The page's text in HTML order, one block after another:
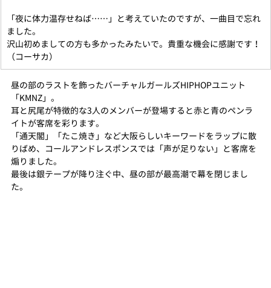
「夜に体力温存せねば……」と考えていたのですが、一曲目で忘れ
ました。
沢山初めましての方も多かったみたいで。貴重な機会に感謝です！
（コーサカ）
昼の部のラストを飾ったバーチャルガールズHIPHOPユニット
「KMNZ」。
耳と尻尾が特徴的な3人のメンバーが登場すると赤と青のペンラ
イトが客席を彩ります。
「通天閣」「たこ焼き」など大阪らしいキーワードをラップに散
りばめ、コールアンドレスポンスでは「声が足りない」と客席を
煽りました。
最後は銀テープが降り注ぐ中、昼の部が最高潮で幕を閉じまし
た。